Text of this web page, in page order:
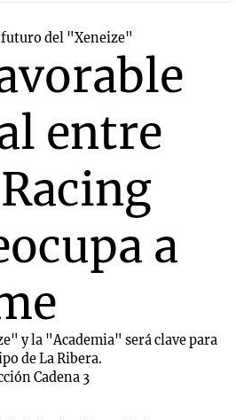
futuro del "Xeneize"
entre
a
y la "Academia" será clave para
de La Ribera.
Cadena 3